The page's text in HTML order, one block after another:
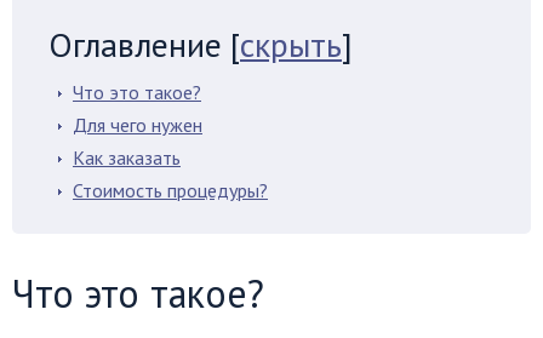
Оглавление [скрыть]
Что это такое?
Для чего нужен
Как заказать
Стоимость процедуры?
Что это такое?